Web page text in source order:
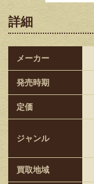
詳細
メーカー
発売時期
定価
ジャンル
買取地域